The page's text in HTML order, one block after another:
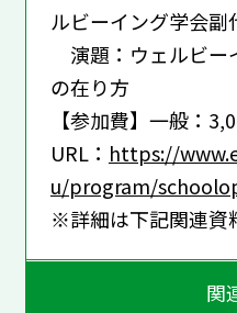
ルビーイング学会副
演題：ウェルビー
の在り方
【参加費】一般：
URL： https://
u/program/
※詳細は下記関連資
関